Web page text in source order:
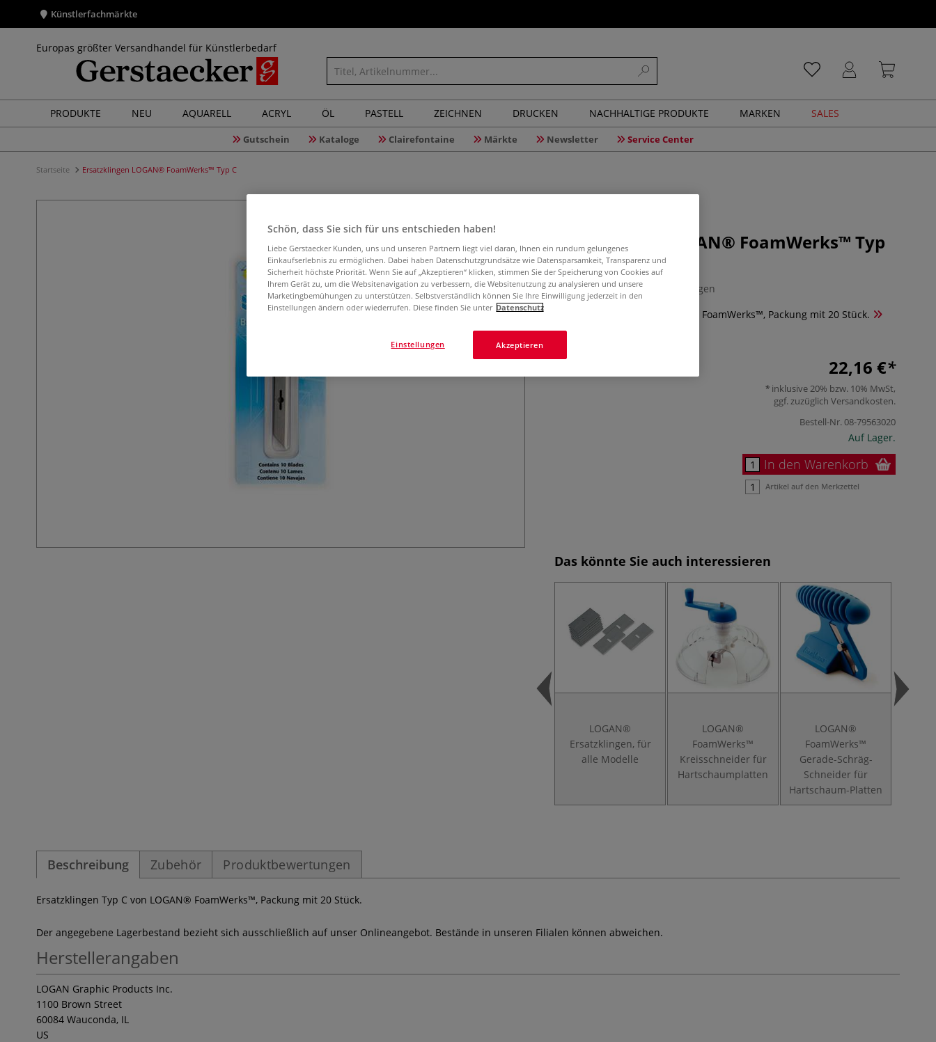
Künstlerfachmärkte
Europas größter Versandhandel für Künstlerbedarf
PRODUKTE NEU AQUARELL ACRYL ÖL PASTELL ZEICHNEN DRUCKEN NACHHALTIGE PRODUKTE MARKEN SALES
Gutschein Kataloge Clairefontaine Märkte Newsletter Service Center
Startseite Ersatzklingen LOGAN® FoamWerks™ Typ C
Ersatzklingen LOGAN® FoamWerks™ Typ
C
0 Bewertungen
Ersatzklingen Typ C von LOGAN® FoamWerks™, Packung mit 20 Stück.
Mehr
22,16 €
inklusive 20% bzw. 10% MwSt,
ggf. zuzüglich Versandkosten.
Bestell-Nr.08-79563020
Auf Lager.
In den Warenkorb
Artikel auf den Merkzettel
Das könnte Sie auch interessieren
LOGAN®
Ersatzklingen, für
alle Modelle
LOGAN®
FoamWerks™
Kreisschneider für
Hartschaumplatten
LOGAN®
FoamWerks™
Gerade-Schräg-
Schneider für
Hartschaum-Platten
Beschreibung Zubehör Produktbewertungen
Ersatzklingen Typ C von LOGAN® FoamWerks™, Packung mit 20 Stück.
Der angegebene Lagerbestand bezieht sich ausschließlich auf unser Onlineangebot. Bestände in unseren Filialen können abweichen.
Herstellerangaben
LOGAN Graphic Products Inc.
1100 Brown Street
60084 Wauconda, IL
US
Schön, dass Sie sich für uns entschieden haben!
Liebe Gerstaecker Kunden, uns und unseren Partnern liegt viel daran, Ihnen ein rundum gelungenes
Einkaufserlebnis zu ermöglichen. Dabei haben Datenschutzgrundsätze wie Datensparsamkeit, Transparenz und
Sicherheit höchste Priorität. Wenn Sie auf „Akzeptieren“ klicken, stimmen Sie der Speicherung von Cookies auf
Ihrem Gerät zu, um die Websitenavigation zu verbessern, die Websitenutzung zu analysieren und unsere
Marketingbemühungen zu unterstützen. Selbstverständlich können Sie Ihre Einwilligung jederzeit in den
Einstellungen ändern oder wiederrufen. Diese finden Sie unter Datenschutz
Akzeptieren
Einstellungen